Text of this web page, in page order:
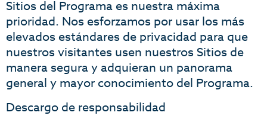
Sitios del Programa es nuestra máxima
prioridad. Nos esforzamos por usar los más
elevados estándares de privacidad para que
nuestros visitantes usen nuestros Sitios de
manera segura y adquieran un panorama
general y mayor conocimiento del Programa.
Descargo de responsabilidad